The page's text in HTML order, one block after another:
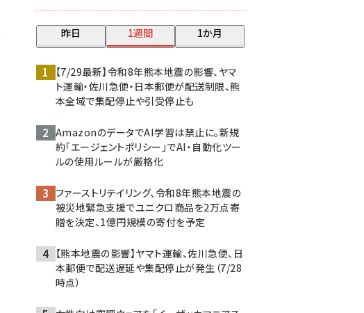
昨日 1週間 1か月
【7/29最新】令和8年熊本地震の影響、ヤマ
ト運輸・佐川急便・日本郵便が配送制限、熊
本全域で集配停止や引受停止も
AmazonのデータでAI学習は禁止に。新規
約「エージェントポリシー」でAI・自動化ツー
ルの使用ルールが厳格化
ファーストリテイリング、令和8年熊本地震の
被災地緊急支援でユニクロ商品を2万点寄
贈を決定、1億円規模の寄付を予定
【熊本地震の影響】ヤマト運輸、佐川急便、日
本郵便で配送遅延や集配停止が発生（7/28
時点）